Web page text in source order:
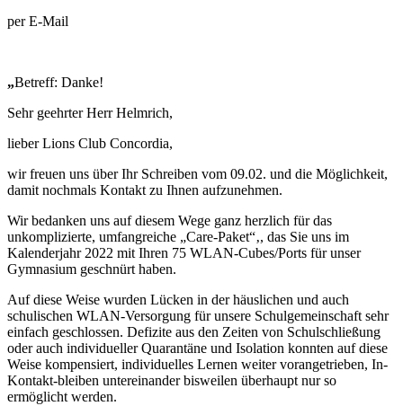
per E-Mail
„Betreff: Danke!
Sehr geehrter Herr Helmrich,
lieber Lions Club Concordia,
wir freuen uns über Ihr Schreiben vom 09.02. und die Möglichkeit,
damit nochmals Kontakt zu Ihnen aufzunehmen.
Wir bedanken uns auf diesem Wege ganz herzlich für das
unkomplizierte, umfangreiche „Care-Paket“‚, das Sie uns im
Kalenderjahr 2022 mit Ihren 75 WLAN-Cubes/Ports für unser
Gymnasium geschnürt haben.
Auf diese Weise wurden Lücken in der häuslichen und auch
schulischen WLAN-Versorgung für unsere Schulgemeinschaft sehr
einfach geschlossen. Defizite aus den Zeiten von Schulschließung
oder auch individueller Quarantäne und Isolation konnten auf diese
Weise kompensiert, individuelles Lernen weiter vorangetrieben, In-
Kontakt-bleiben untereinander bisweilen überhaupt nur so
ermöglicht werden.